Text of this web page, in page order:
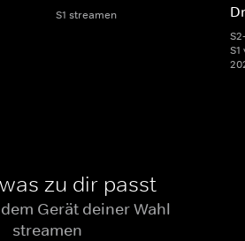
S1 streamen
zu dir passt
Gerät deiner Wahl
streamen